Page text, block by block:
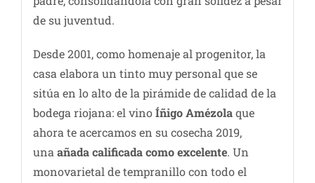
de su juventud.
Desde 2001, como homenaje al progenitor, la
casa elabora un tinto muy personal que se
sitúa en lo alto de la pirámide de calidad de la
bodega riojana: el vinoÍñigo Amézolaque
ahora te acercamos en su cosecha 2019,
unaañada calificada como excelente. Un
monovarietal de tempranillo con todo el